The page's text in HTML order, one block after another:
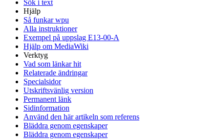
Sök i text
Hjälp
Så funkar wpu
Alla instruktioner
Exempel på uppslag E13-00-A
Hjälp om MediaWiki
Verktyg
Vad som länkar hit
Relaterade ändringar
Specialsidor
Utskriftsvänlig version
Permanent länk
Sidinformation
Använd den här artikeln som referens
Bläddra genom egenskaper
Bläddra genom egenskaper